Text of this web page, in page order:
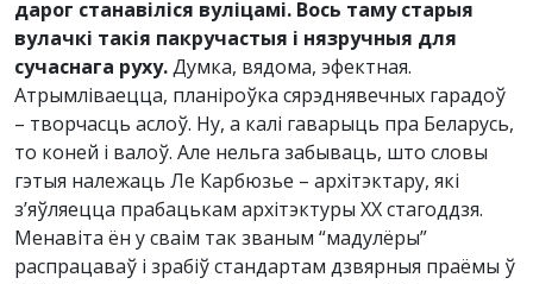
дарог станавіліся вуліцамі. Вось таму старыя
вулачкі такія пакручастыя і нязручныя для
сучаснага руху.Думка, вядома, эфектная.
Атрымліваецца, планіроўка сярэднявечных гарадоў
– творчасць аслоў. Ну, а калі гаварыць пра Беларусь,
то коней і валоў. Але нельга забываць, што словы
гэтыя належаць Ле Карбюзье – архітэктару, які
з’яўляецца прабацькам архітэктуры ХХ стагоддзя.
Менавіта ён у сваім так званым “мадулёры”
распрацаваў і зрабіў стандартам дзвярныя праёмы ў